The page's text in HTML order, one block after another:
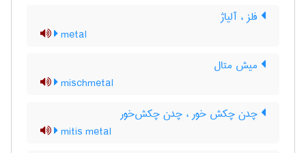
فلز ، آلیاژ
metal
میش متال
mischmetal
چدن چکش خور ، چدن چکش‌خور
mitis metal